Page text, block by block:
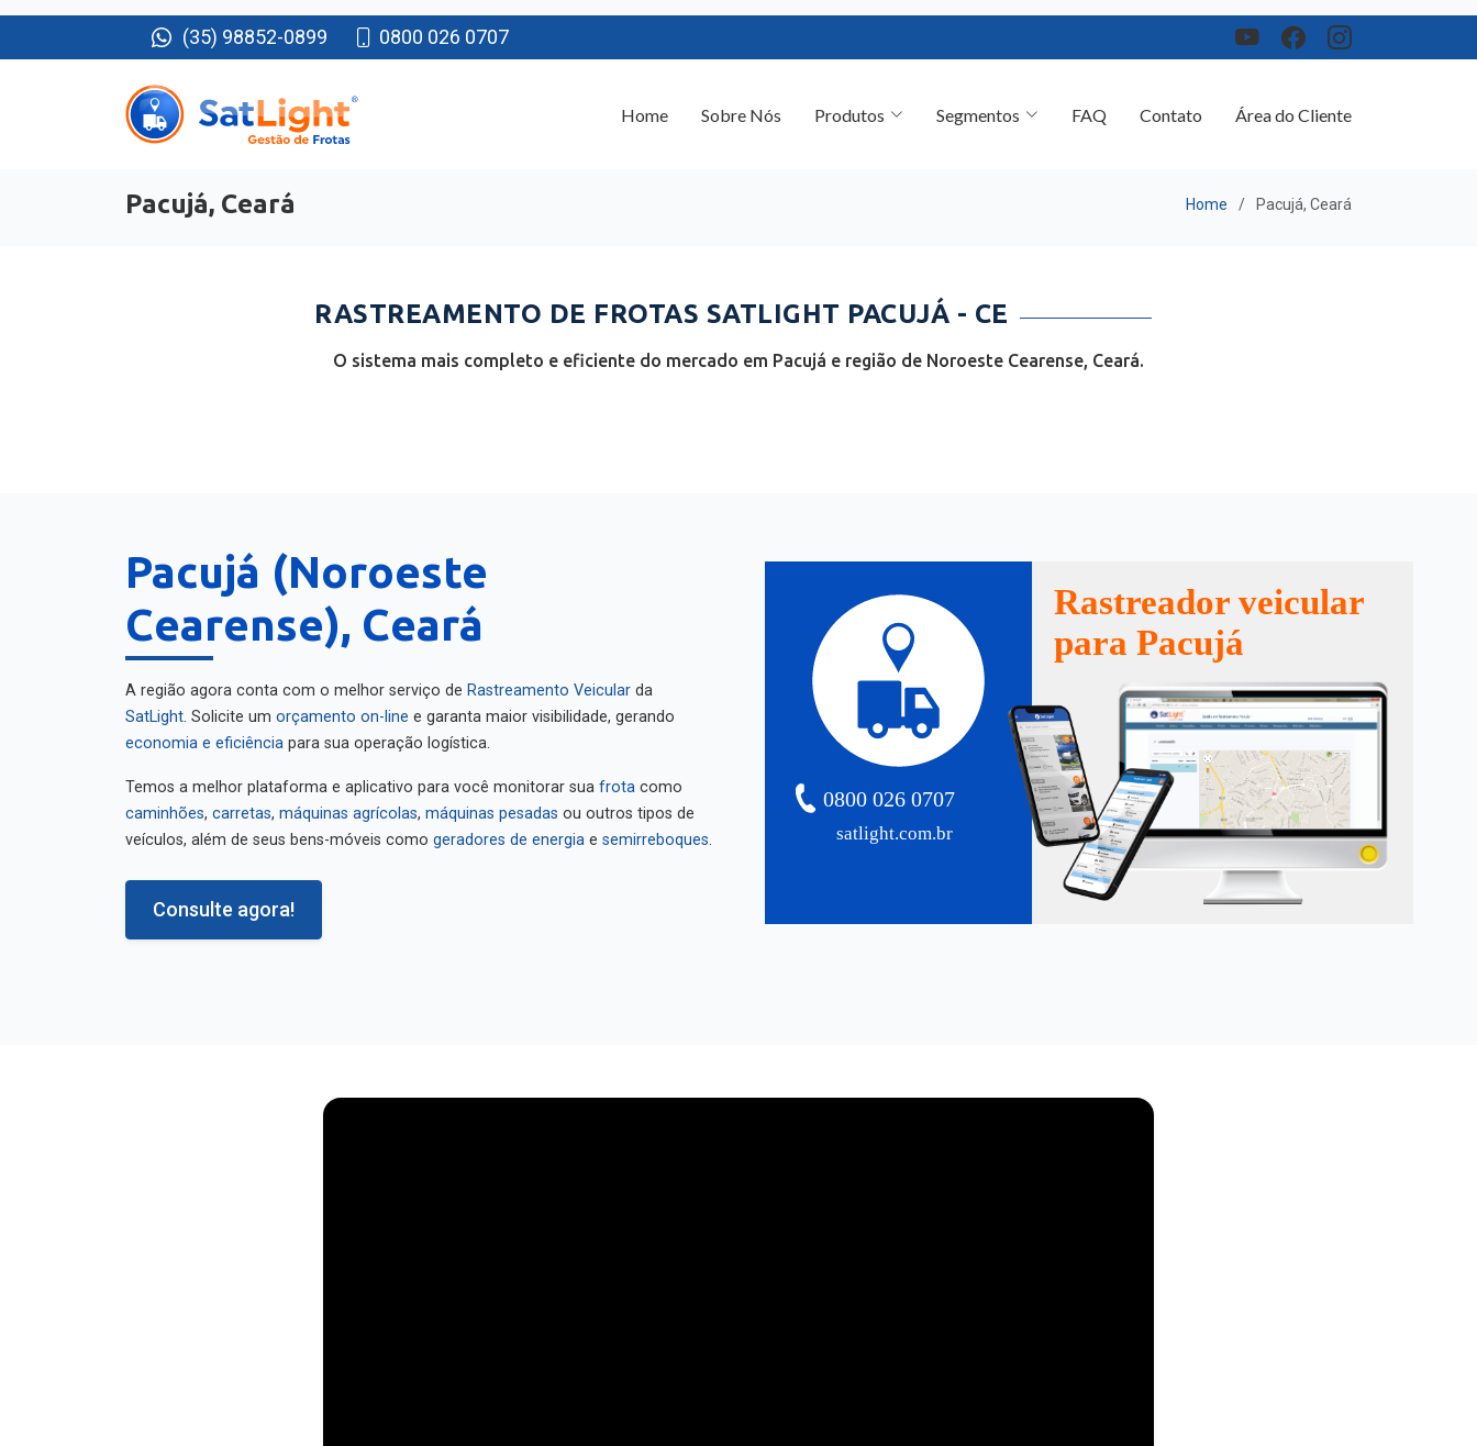
(35) 98852-0899 0800 026 0707
Pacujá, Ceará Home Pacujá, Ceará
RASTREAMENTO DE FROTAS SATLIGHT PACUJÁ - CE
O sistema mais completo e eficiente do mercado em Pacujá e região de Noroeste Cearense, Ceará.
Pacujá (Noroeste
Cearense), Ceará
A região agora conta com o melhor serviço de Rastreamento Veicular
da
SatLight . Solicite um orçamento on-line
e garanta maior visibilidade, gerando
economia e eficiência
para sua operação logística.
Temos a melhor plataforma e aplicativo para você monitorar sua frota
caminhões
carretas máquinas agrícolas máquinas pesadas
ou outros tipos de
veículos, além de seus bens-móveis como
geradores de energia semirreboques
Consulte agora!
satlight.com.br
0800 026 0707
Rastreador veicular
para Pacujá